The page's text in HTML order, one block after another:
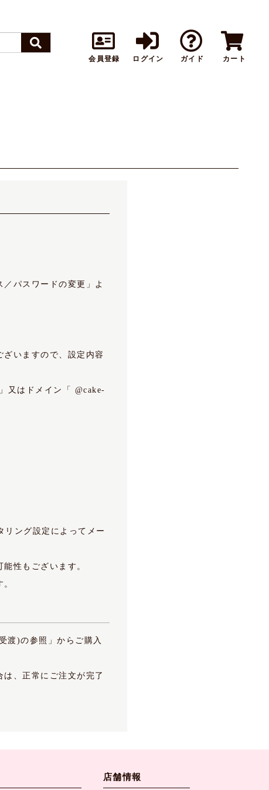
会員登録 ログイン ガイド カート
パスワードの変更」よ
ざいますので、設定内容
」又はドメイン「 @cake-
ング設定によってメー
性もございます。
渡)の参照」からご購入
、正常にご注文が完了
店舗情報